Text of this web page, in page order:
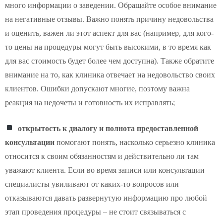
много информации о заведении. Обращайте особое внимание
на негативные отзывы. Важно понять причину недовольства
и оценить, важен ли этот аспект для вас (например, для кого-
то цены на процедуры могут быть высокими, в то время как
для вас стоимость будет более чем доступна). Также обратите
внимание на то, как клиника отвечает на недовольство своих
клиентов. Ошибки допускают многие, поэтому важна
реакция на недочеты и готовность их исправлять;
открытость к диалогу и полнота предоставленной
консультации помогают понять, насколько серьезно клиника
относится к своим обязанностям и действительно ли там
уважают клиента. Если во время записи или консультации
специалисты увиливают от каких-то вопросов или
отказываются давать развернутую информацию про любой
этап проведения процедуры – не стоит связываться с